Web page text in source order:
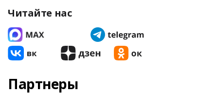
Читайте нас
Партнеры